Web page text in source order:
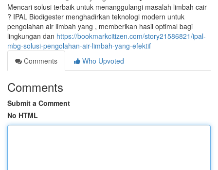
Mencari solusi terbaik untuk menanggulangi masalah limbah cair
? IPAL Biodigester menghadirkan teknologi modern untuk
pengolahan air limbah yang , memberikan hasil optimal bagi
lingkungan dan https://bookmarkcitizen.com/story21586821/ipal-
mbg-solusi-pengolahan-air-limbah-yang-efektif
Comments
Who Upvoted
Comments
Submit a Comment
No HTML